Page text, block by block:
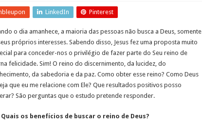
LinkedIn Pinterest
o dia amanhece, a maioria das pessoas não busca a Deus, somente
próprios interesses. Sabendo disso, Jesus fez uma proposta muito
para conceder-nos o privilégio de fazer parte do Seu reino de
felicidade. Sim! O reino do discernimento, da lucidez, do
da sabedoria e da paz. Como obter esse reino? Como Deus
que eu me relacione com Ele? Que resultados positivos posso
São perguntas que o estudo pretende responder.
Quais os benefícios de buscar o reino de Deus?